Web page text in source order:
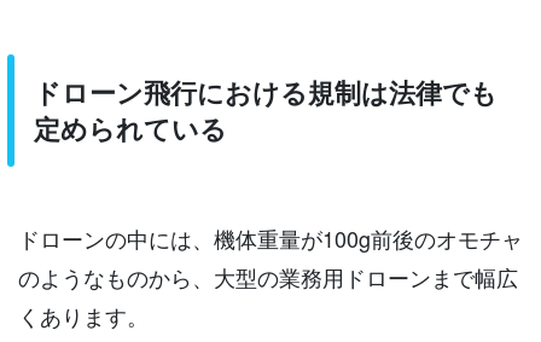
ドローン飛行における規制は法律でも
定められている
ドローンの中には、機体重量が100g前後のオモチャ
のようなものから、大型の業務用ドローンまで幅広
くあります。